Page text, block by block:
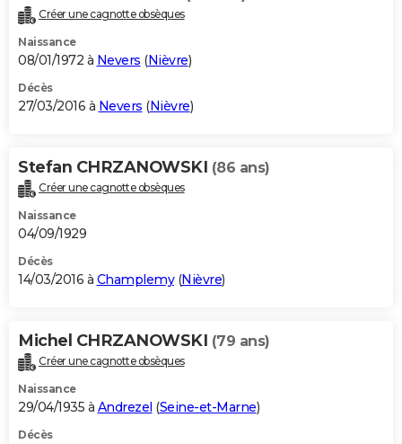
Créer une cagnotte obsèques
Naissance
08/01/1972 à Nevers (Nièvre)
Décès
27/03/2016 à Nevers (Nièvre)
Stefan CHRZANOWSKI (86 ans)
Créer une cagnotte obsèques
Naissance
04/09/1929
Décès
14/03/2016 à Champlemy(Nièvre)
Michel CHRZANOWSKI (79 ans)
Créer une cagnotte obsèques
Naissance
29/04/1935 à Andrezel (Seine-et-Marne)
Décès